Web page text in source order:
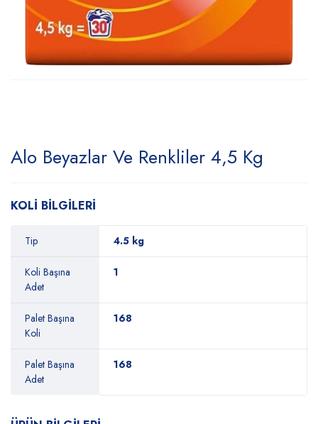
Alo Beyazlar Ve Renkliler 4,5 Kg
KOLİ BİLGİLERİ
Tip 4.5 kg
Koli Başına
Adet
1
Palet Başına
Koli
168
Palet Başına
Adet
168